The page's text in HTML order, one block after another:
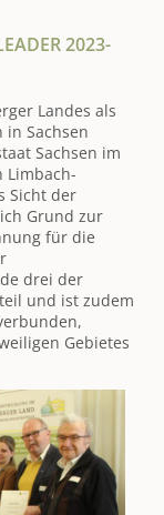
2023-
Landes als
in Sachsen
Sachsen im
Limbach-
Sicht der
Grund zur
für die
drei der
und ist zudem
Gebietes